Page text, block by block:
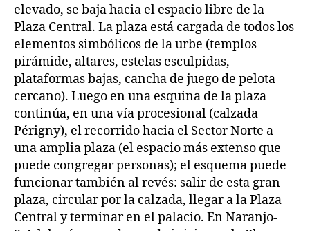
elevado, se baja hacia el espacio libre de la
Plaza Central. La plaza está cargada de todos los
elementos simbólicos de la urbe (templos
pirámide, altares, estelas esculpidas,
plataformas bajas, cancha de juego de pelota
cercano). Luego en una esquina de la plaza
continúa, en una vía procesional (calzada
Périgny), el recorrido hacia el Sector Norte a
una amplia plaza (el espacio más extenso que
puede congregar personas); el esquema puede
funcionar también al revés: salir de esta gran
plaza, circular por la calzada, llegar a la Plaza
Central y terminar en el palacio. En Naranjo-